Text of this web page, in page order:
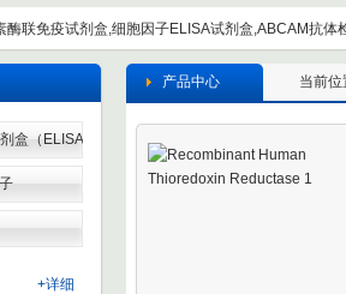
酶联免疫试剂盒,细胞因子ELISA试剂盒,ABCAM抗体
盒（ELISA
+详细
当前位
产品中心